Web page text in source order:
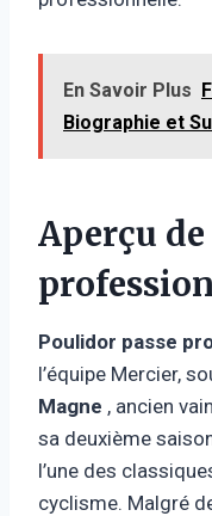
En Savoir Plus
Biographie et
Aperçu
Poulidor passe
l’équipe Mercier,
Magne , ancien
sa deuxième
l’une des
cyclisme. Malgré